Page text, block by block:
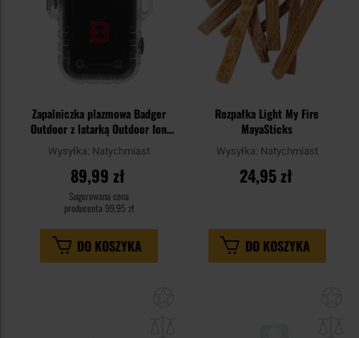
Zapalniczka plazmowa Badger
Outdoor z latarką Outdoor Ion
Crystal
Wysyłka: Natychmiast
89,99 zł
Sugerowana cena
producenta 99,95 zł
DO KOSZYKA
Rozpałka Light My Fire
MayaSticks
Wysyłka: Natychmiast
24,95 zł
DO KOSZYKA